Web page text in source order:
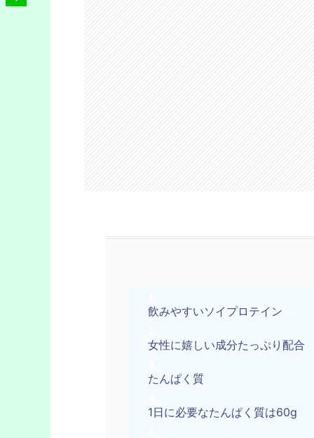
飲みやすいソイプロテイン
女性に嬉しい成分たっぷり配合
たんぱく質
1日に必要なたんぱく質は60g